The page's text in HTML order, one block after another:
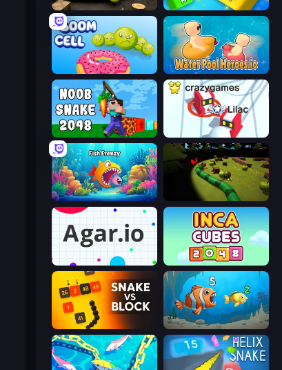
Snake 3D Qube 2048
Boom Cell Water Pool Heroes.io
Noob Snake 2048 Snowball.io
Fish Frenzy Axy Snake 3D
Agar.io Inca Cubes 2048
Snake VS Block Hungry Ocean: Eat, Feed and Grow Fish